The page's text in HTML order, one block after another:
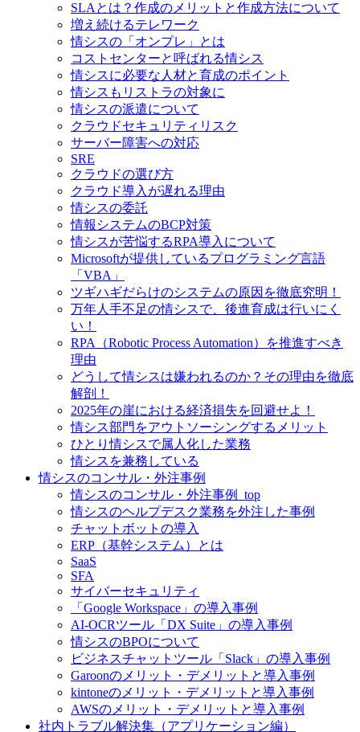
SLAとは？作成のメリットと作成方法について
増え続けるテレワーク
情シスの「オンプレ」とは
コストセンターと呼ばれる情シス
情シスに必要な人材と育成のポイント
情シスもリストラの対象に
情シスの派遣について
クラウドセキュリティリスク
サーバー障害への対応
SRE
クラウドの選び方
クラウド導入が遅れる理由
情シスの委託
情報システムのBCP対策
情シスが苦悩するRPA導入について
Microsoftが提供しているプログラミング言語
「VBA」
ツギハギだらけのシステムの原因を徹底究明！
万年人手不足の情シスで、後進育成は行いにく
い！
RPA（Robotic Process Automation）を推進すべき
理由
どうして情シスは嫌われるのか？その理由を徹底
解剖！
2025年の崖における経済損失を回避せよ！
情シス部門をアウトソーシングするメリット
ひとり情シスで属人化した業務
情シスを兼務している
情シスのコンサル・外注事例
情シスのコンサル・外注事例_top
情シスのヘルプデスク業務を外注した事例
チャットボットの導入
ERP（基幹システム）とは
SaaS
SFA
サイバーセキュリティ
「Google Workspace」の導入事例
AI-OCRツール「DX Suite」の導入事例
情シスのBPOについて
ビジネスチャットツール「Slack」の導入事例
Garoonのメリット・デメリットと導入事例
kintoneのメリット・デメリットと導入事例
AWSのメリット・デメリットと導入事例
社内トラブル解決集（アプリケーション編）